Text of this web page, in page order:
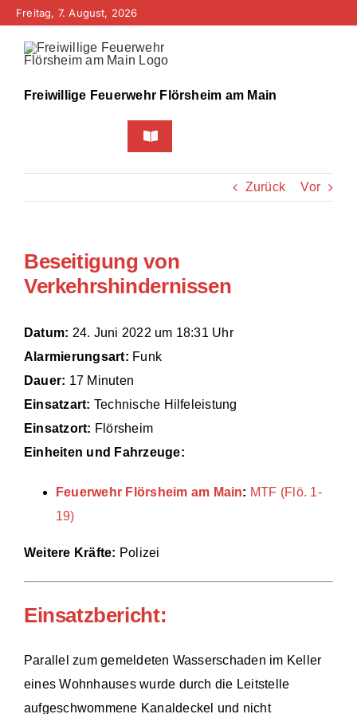
Zum
springen
Freitag, 7. August, 2026
Freiwillige Feuerwehr Flörsheim am Main
Toggle
Navigation
Home
Bürgerinfo
Technik
Zurück Vor
Beseitigung von
Verkehrshindernissen
Datum: 24. Juni 2022 um 18:31 Uhr
Alarmierungsart: Funk
Dauer: 17 Minuten
Einsatzart: Technische Hilfeleistung
Einsatzort: Flörsheim
Einheiten und Fahrzeuge:
Feuerwehr Flörsheim am Main: MTF (Flö. 1-
19)
Weitere Kräfte: Polizei
Einsatzbericht:
Parallel zum gemeldeten Wasserschaden im Keller
eines Wohnhauses wurde durch die Leitstelle
aufgeschwommene Kanaldeckel und nicht